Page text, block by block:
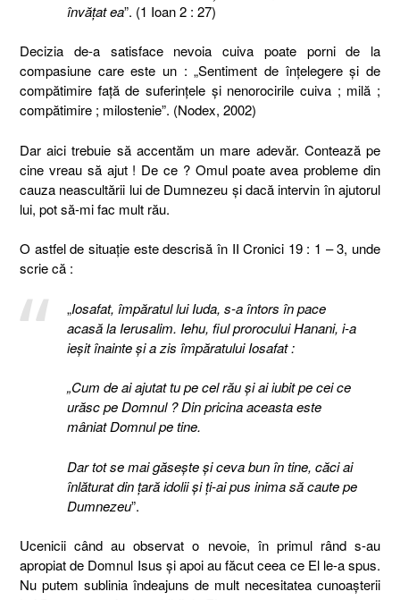
învăţat ea”. (1 Ioan 2 : 27)
Decizia de-a satisface nevoia cuiva poate porni de la
compasiune care este un : „Sentiment de înțelegere și de
compătimire față de suferințele și nenorocirile cuiva ; milă ;
compătimire ; milostenie”. (Nodex, 2002)
Dar aici trebuie să accentăm un mare adevăr. Contează pe
cine vreau să ajut ! De ce ? Omul poate avea probleme din
cauza neascultării lui de Dumnezeu şi dacă intervin în ajutorul
lui, pot să-mi fac mult rău.
O astfel de situaţie este descrisă în II Cronici 19 : 1 – 3, unde
scrie că :
„Iosafat, împăratul lui Iuda, s-a întors în pace
acasă la Ierusalim. Iehu, fiul prorocului Hanani, i-a
ieşit înainte şi a zis împăratului Iosafat :
„Cum de ai ajutat tu pe cel rău şi ai iubit pe cei ce
urăsc pe Domnul ? Din pricina aceasta este
mâniat Domnul pe tine.
Dar tot se mai găseşte şi ceva bun în tine, căci ai
înlăturat din ţară idolii şi ţi-ai pus inima să caute pe
Dumnezeu”.
Ucenicii când au observat o nevoie, în primul rând s-au
apropiat de Domnul Isus şi apoi au făcut ceea ce El le-a spus.
Nu putem sublinia îndeajuns de mult necesitatea cunoaşterii